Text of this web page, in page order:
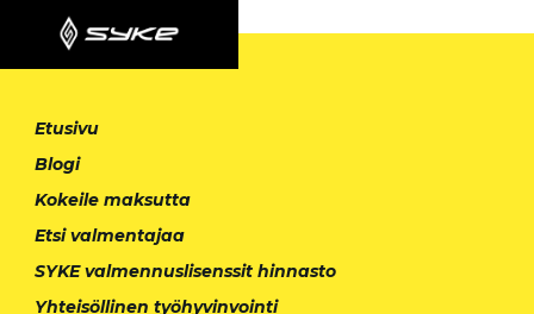
Etusivu
Blogi
Kokeile maksutta
Etsi valmentajaa
SYKE valmennuslisenssit hinnasto
Yhteisöllinen työhyvinvointi